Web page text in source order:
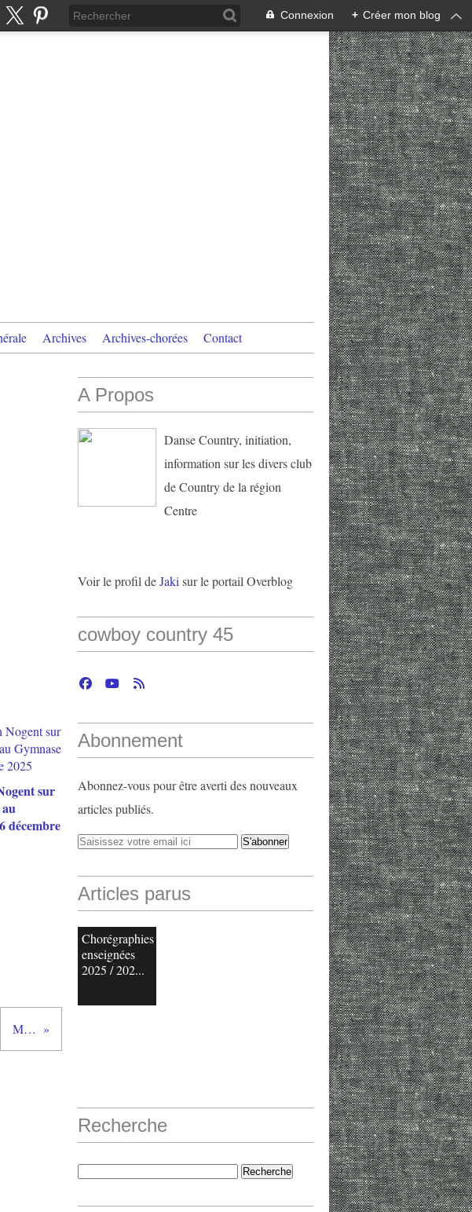
Connexion + Créer mon blog
Archives Archives-chorées Contact
sur
décembre
Mai 2026
A Propos
Danse Country, initiation,
information sur les divers club
de Country de la région
Centre
Voir le profil deJaki sur le portail Overblog
cowboy country 45
Abonnement
Abonnez-vous pour être averti des nouveaux
articles publiés.
Articles parus
Chorégraphies
enseignées
2025 / 202...
Recherche